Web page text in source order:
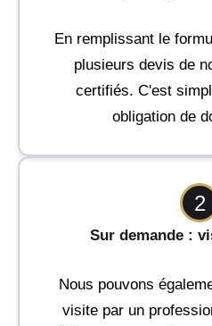
En remplissant le
plusieurs devis de
certifiés. C'est
obligation de
2
Sur demande :
Nous pouvons
visite par un